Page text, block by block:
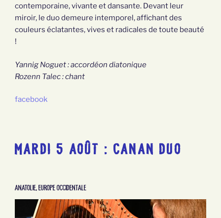
contemporaine, vivante et dansante. Devant leur
miroir, le duo demeure intemporel, affichant des
couleurs éclatantes, vives et radicales de toute beauté
!
Yannig Noguet : accordéon diatonique
Rozenn Talec : chant
facebook
MARDI 5 AOÛT : CANAN DUO
Anatolie, Europe occidentale